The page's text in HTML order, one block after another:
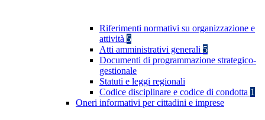
Riferimenti normativi su organizzazione e
attività 5
Atti amministrativi generali 5
Documenti di programmazione strategico-
gestionale
Statuti e leggi regionali
Codice disciplinare e codice di condotta 1
Oneri informativi per cittadini e imprese